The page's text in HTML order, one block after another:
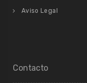
Aviso Legal
Contacto